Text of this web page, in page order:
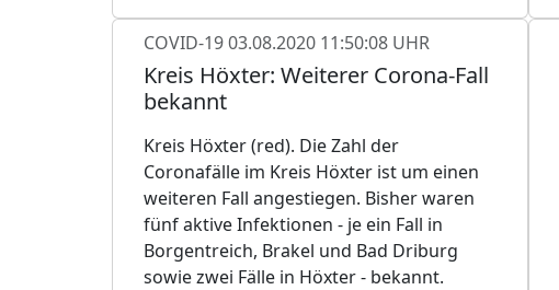
COVID-1903.08.2020 11:50:08 UHR
Kreis Höxter: Weiterer Corona-Fall
bekannt
Kreis Höxter (red). Die Zahl der
Coronafälle im Kreis Höxter ist um einen
weiteren Fall angestiegen. Bisher waren
fünf aktive Infektionen - je ein Fall in
Borgentreich, Brakel und Bad Driburg
sowie zwei Fälle in Höxter - bekannt.